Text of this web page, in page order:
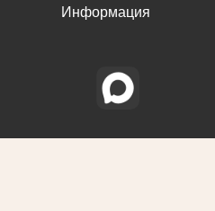
Информация